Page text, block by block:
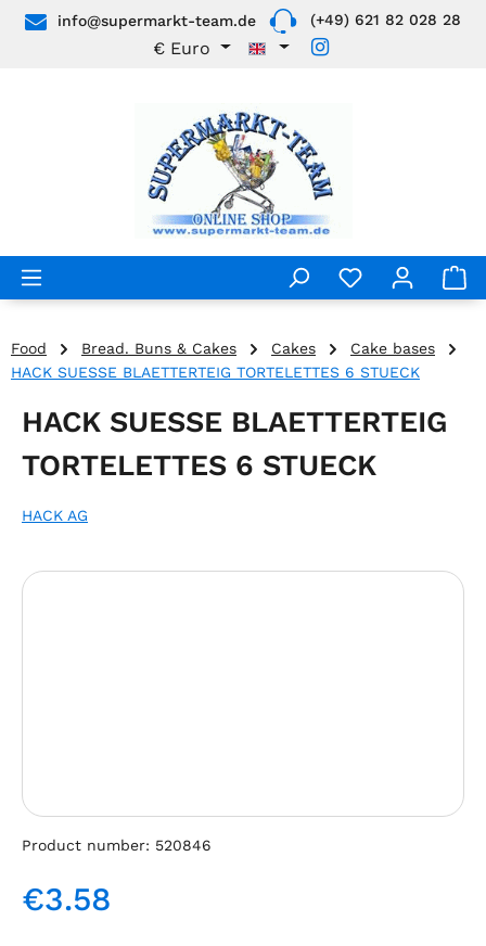
Skip to main content
info@supermarkt-team.de (+49) 621 82 028 28
€ Euro
Food Bread. Buns & Cakes Cakes
Cake bases
HACK SUESSE BLAETTERTEIG TORTELETTES 6 STUECK
HACK SUESSE BLAETTERTEIG
TORTELETTES 6 STUECK
HACK AG
Skip image gallery
Product number: 520846
Regular price:
€3.58